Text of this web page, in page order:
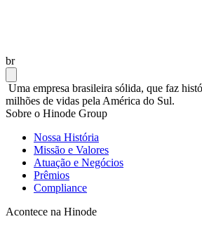
br
Uma empresa brasileira sólida, que faz
milhões de vidas pela América do Sul.
Sobre o Hinode Group
Nossa História
Missão e Valores
Atuação e Negócios
Prêmios
Compliance
Acontece na Hinode